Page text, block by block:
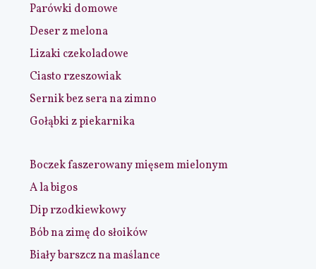
Parówki domowe
Deser z melona
Lizaki czekoladowe
Ciasto rzeszowiak
Sernik bez sera na zimno
Gołąbki z piekarnika
Boczek faszerowany mięsem mielonym
A la bigos
Dip rzodkiewkowy
Bób na zimę do słoików
Biały barszcz na maślance